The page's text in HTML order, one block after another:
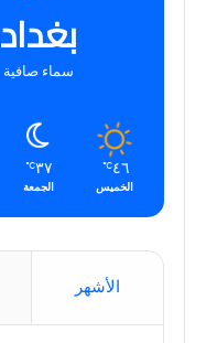
بغداد
سماء صافية
٤٦℃
الخميس
٣٧℃
الجمعة
الأشهر